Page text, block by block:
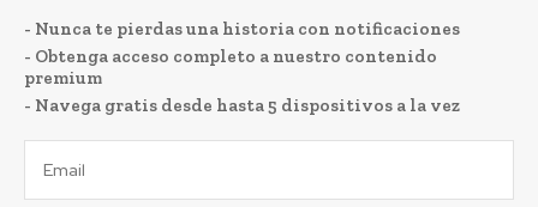
- Nunca te pierdas una historia con notificaciones
- Obtenga acceso completo a nuestro contenido
premium
- Navega gratis desde hasta 5 dispositivos a la vez